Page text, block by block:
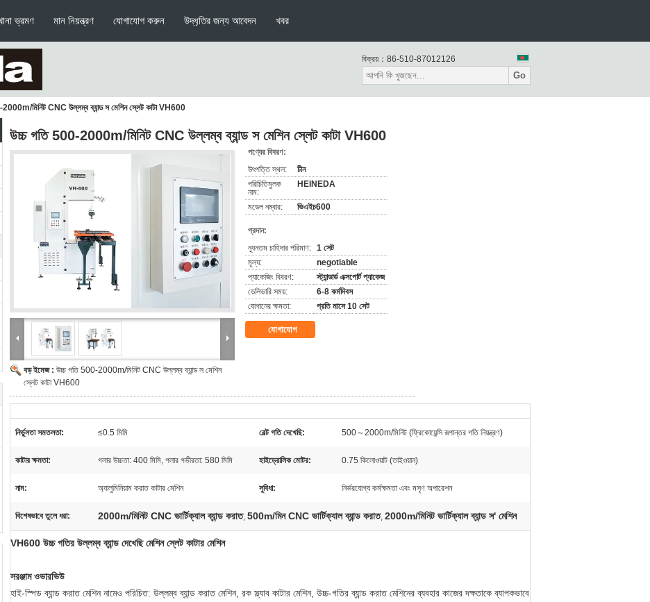
ভ্রমণ মান নিয়ন্ত্রণ যোগাযোগ করুন উদ্ধৃতির জন্য আবেদন খবর
বিক্রয়： 86-510-87012126
Go
মিনিট CNC উল্লম্ব ব্যান্ড স মেশিন স্লেট কাটা VH600
উচ্চ গতি 500-2000m/মিনিট CNC উল্লম্ব ব্যান্ড স মেশিন স্লেট কাটা VH600
বড় ইমেজ : উচ্চ গতি 500-2000m/মিনিট CNC উল্লম্ব ব্যান্ড স মেশিন
স্লেট কাটা VH600
পণ্যের বিবরণ:
উৎপত্তি স্থল:
চীন
পরিচিতিমুলক
নাম:
HEINEDA
মডেল নম্বার: ভিএইচ600
প্রদান:
ন্যূনতম চাহিদার পরিমাণ: 1 সেট
মূল্য:
negotiable
প্যাকেজিং বিবরণ:
স্ট্যান্ডার্ড এক্সপোর্ট প্যাকেজ
ডেলিভারি সময়:
6-8 কর্মদিবস
যোগানের ক্ষমতা:
প্রতি মাসে 10 সেট
যোগাযোগ
নির্ভুলতা সমতলতা: ≤0.5 মিমি বেল্ট গতি দেখেছি: 500～2000m/মিনিট (ফ্রিকোয়েন্সি রূপান্তর গতি নিয়ন্ত্রণ)
কাটার ক্ষমতা: গলার উচ্চতা: 400 মিমি, গলার গভীরতা: 580 মিমি হাইড্রোলিক মোটর: 0.75 কিলোওয়াট (তাইওয়ান)
নাম: অ্যালুমিনিয়াম করাত কাটার মেশিন সুবিধা: নির্ভরযোগ্য কর্মক্ষমতা এবং মসৃণ অপারেশন
বিশেষভাবে তুলে ধরা: 2000m/মিনিট CNC ভার্টিক্যাল ব্যান্ড করাত, 500m/মিন CNC ভার্টিক্যাল ব্যান্ড করাত, 2000m/মিনিট ভার্টিক্যাল ব্যান্ড স' মেশিন
VH600 উচ্চ গতির উল্লম্ব ব্যান্ড দেখেছি মেশিন স্লেট কাটার মেশিন
সরঞ্জাম ওভারভিউ
হাই-স্পিড ব্যান্ড করাত মেশিন নামেও পরিচিত: উল্লম্ব ব্যান্ড করাত মেশিন, রক স্ল্যাব কাটার মেশিন, উচ্চ-গতির ব্যান্ড করাত মেশিনের ব্যবহার কাজের দক্ষতাকে ব্যাপকভাবে